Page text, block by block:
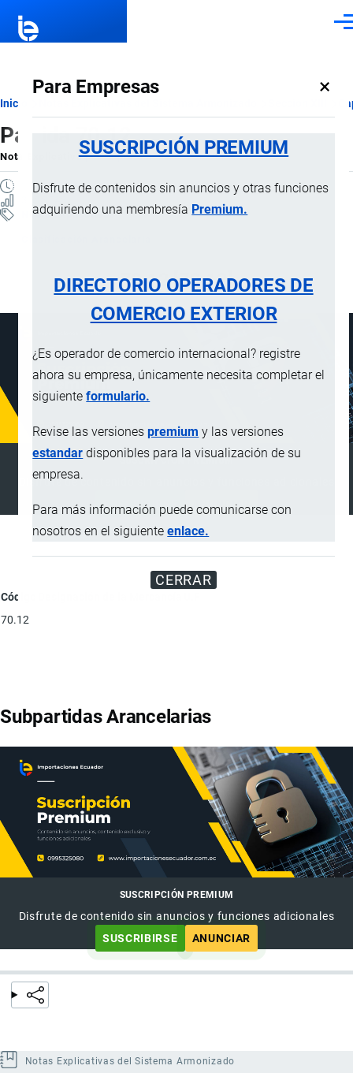
Para Empresas ×
SUSCRIPCIÓN PREMIUM
Disfrute de contenidos sin anuncios y otras funciones
adquiriendo una membresía Premium.
DIRECTORIO OPERADORES DE
COMERCIO EXTERIOR
¿Es operador de comercio internacional? registre
ahora su empresa, únicamente necesita completar el
siguienteformulario.
Revise las versionespremium y las versiones
estandar disponibles para la visualización de su
empresa.
Para más información puede comunicarse con
nosotros en el siguienteenlace.
CERRAR
Ruta
de
navegación
Inicio
Partida 70.12
Nota ExplicativaporImportaciones …, 20 Julio, 2024
1 MINUTO
Notas Explicativas
70.12 [70.12]
SUSCRIPCIÓN PREMIUM
Disfrute de contenido sin anuncios y funciones adicionales
SUSCRIBIRSE
ANUNCIAR
Código
70.12
Subpartidas Arancelarias
SUSCRIPCIÓN PREMIUM
Disfrute de contenido sin anuncios y funciones adicionales
SUSCRIBIRSE
ANUNCIAR
Notas Explicativas del Sistema Armonizado